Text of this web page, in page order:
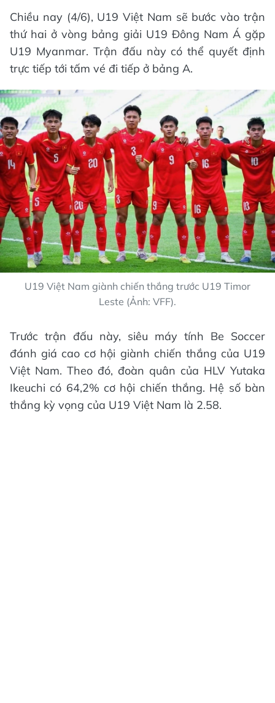
Chiều nay (4/6), U19 Việt Nam sẽ bước vào trận
thứ hai ở vòng bảng giải U19 Đông Nam Á gặp
U19 Myanmar. Trận đấu này có thể quyết định
trực tiếp tới tấm vé đi tiếp ở bảng A.
U19 Việt Nam giành chiến thắng trước U19 Timor
Leste (Ảnh: VFF).
Trước trận đấu này, siêu máy tính Be Soccer
đánh giá cao cơ hội giành chiến thắng của U19
Việt Nam. Theo đó, đoàn quân của HLV Yutaka
Ikeuchi có 64,2% cơ hội chiến thắng. Hệ số bàn
thắng kỳ vọng của U19 Việt Nam là 2.58.